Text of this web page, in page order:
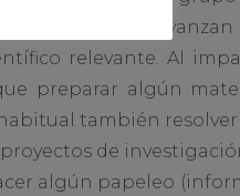
ver como avanzan
relevante. Al
preparar algún
también
de
algún papeleo